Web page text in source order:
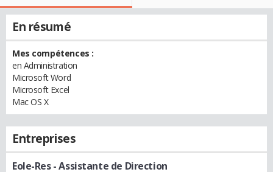
En résumé
Mes compétences :
en Administration
Microsoft Word
Microsoft Excel
Mac OS X
Entreprises
Eole-Res- Assistante de Direction